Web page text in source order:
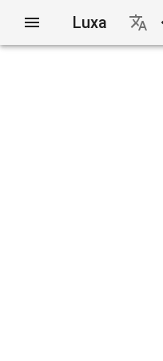
Luxa